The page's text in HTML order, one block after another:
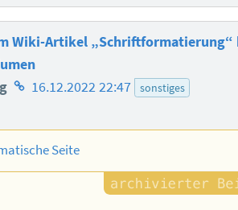
Wiki-Artikel
Homepage
Autors
16.12.2022 22:47 sonstiges
Seite